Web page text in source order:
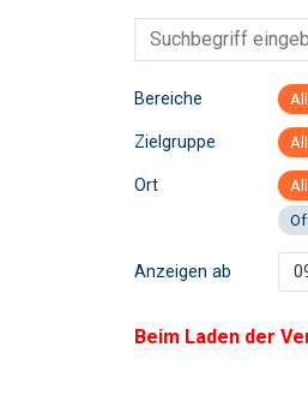
Bereiche
Zielgruppe
Ort
Anzeigen ab
Beim Laden der